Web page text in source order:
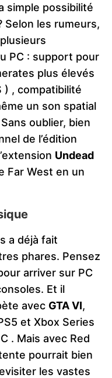
simple possibilité
Selon les rumeurs,
PC : support pour
plus élevés
) , compatibilité
un son spatial
oublier, bien
de l’édition
Undead
Far West en un
a déjà fait
phares. Pensez
arriver sur PC
Et il
avec GTA VI,
et Xbox Series
. Mais avec Red
pourrait bien
les vastes